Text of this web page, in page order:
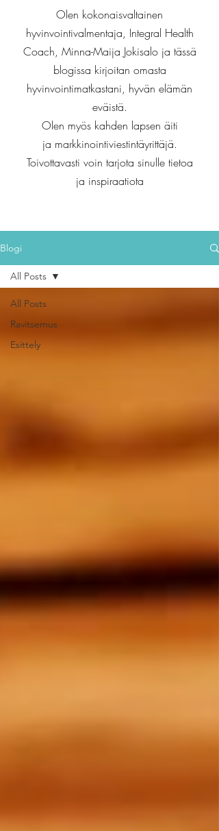
Olen kokonaisvaltainen
hyvinvointivalmentaja, Integral Health
Coach, Minna-Maija Jokisalo ja tässä
blogissa kirjoitan omasta
hyvinvointimatkastani, hyvän elämän
eväistä.
Olen myös kahden lapsen äiti
ja markkinointiviestintäyrittäjä.
Toivottavasti voin tarjota sinulle tietoa
ja inspiraatiota
Blogi
All Posts
Ravitsemus
Esittely
All Posts